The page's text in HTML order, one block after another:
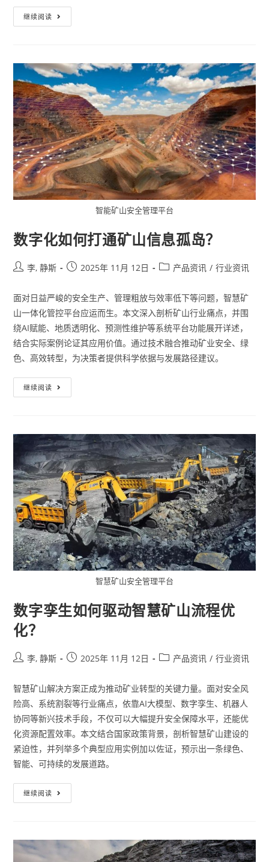
继续阅读
智能矿山安全管理平台
数字化如何打通矿山信息孤岛？
李, 静斯 2025年 11月 12日 产品资讯 / 行业资讯
面对日益严峻的安全生产、管理粗放与效率低下等问题，智慧矿
山一体化管控平台应运而生。本文深入剖析矿山行业痛点，并围
绕AI赋能、地质透明化、预测性维护等系统平台功能展开详述，
结合实际案例论证其应用价值。通过技术融合推动矿业安全、绿
色、高效转型，为决策者提供科学依据与发展路径建议。
继续阅读
智慧矿山安全管理平台
数字孪生如何驱动智慧矿山流程优
化？
李, 静斯 2025年 11月 12日 产品资讯 / 行业资讯
智慧矿山解决方案正成为推动矿业转型的关键力量。面对安全风
险高、系统割裂等行业痛点，依靠AI大模型、数字孪生、机器人
协同等新兴技术手段，不仅可以大幅提升安全保障水平，还能优
化资源配置效率。本文结合国家政策背景，剖析智慧矿山建设的
紧迫性，并列举多个典型应用实例加以佐证，预示出一条绿色、
智能、可持续的发展道路。
继续阅读